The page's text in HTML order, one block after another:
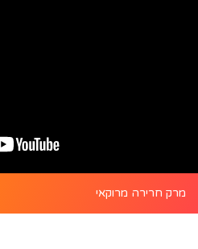
מרק חרירה מרוקאי